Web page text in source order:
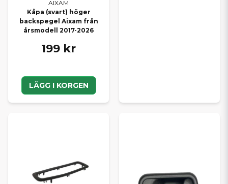
AIXAM
Kåpa (svart) höger
backspegel Aixam från
årsmodell 2017-2026
199 kr
LÄGG I KORGEN